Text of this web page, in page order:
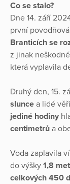
Co se stalo?
Dne 14. září
první
Branticích se
z jinak
která vyplavila
Druhý den, 15.
slunce a lidé
jediné hodiny
centimetrů a
Voda zaplavila
do výšky 1,8
celkových 450